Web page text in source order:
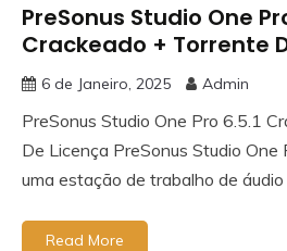
PreSonus Studio One
Crackeado + Torrente
6 de Janeiro, 2025 Admin
PreSonus Studio One Pro 6.5.1
De Licença PreSonus Studio One
uma estação de trabalho de
Read More